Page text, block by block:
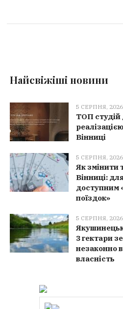
Найсвіжіші новини
5 СЕРПНЯ, 2026
ТОП студій
Вінниці
5 СЕРПНЯ, 2026
Як змінити
Вінниці:
доступним
поїздок»
5 СЕРПНЯ, 2026
3 гектари
незаконно
власність